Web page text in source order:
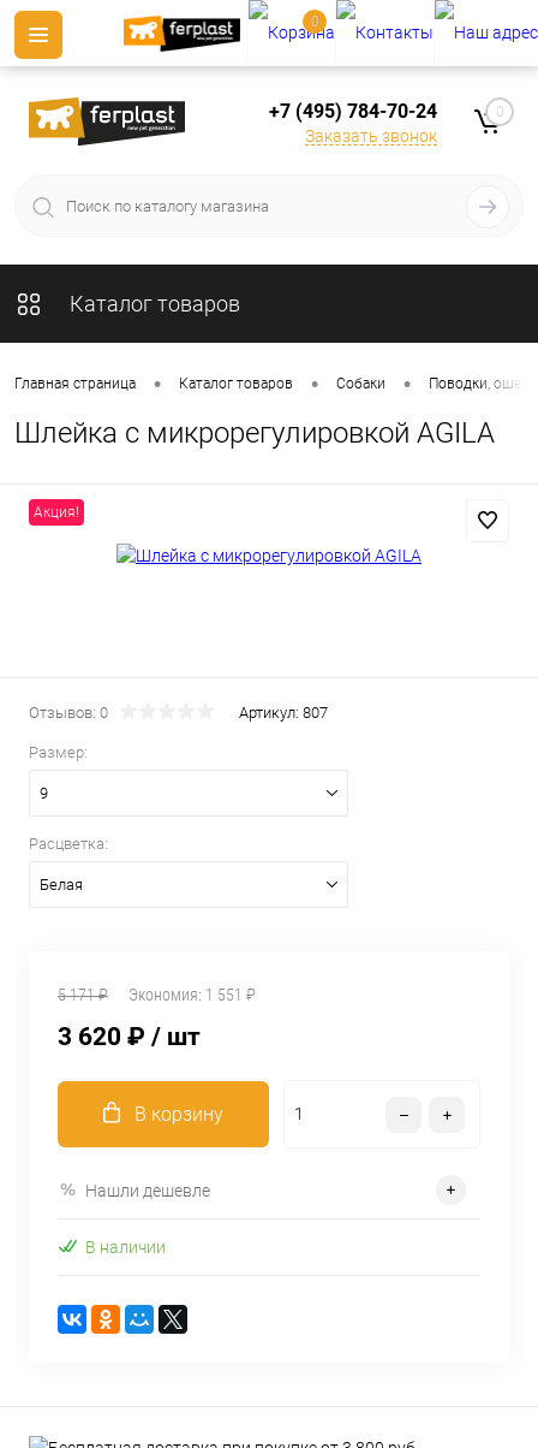
+7 (495) 784-70-24
Заказать звонок
0
Каталог товаров
Главная страница • Каталог товаров • Собаки • Поводки,
Шлейка с микрорегулировкой AGILA
Акция!
Отзывов: 0 Артикул: 807
Размер:
9
Расцветка:
Белая
5 171 ₽ Экономия: 1 551 ₽
3 620 ₽ / шт
В корзину
Нашли дешевле
В наличии
0